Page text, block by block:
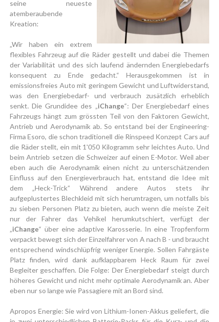
seine neueste
atemberaubende
Kreation:
„Wir haben ein extrem
flexibles Fahrzeug auf die Räder gestellt und dabei die Themen
der Variabilität und des sich laufend ändernden Energiebedarfs
konsequent zu Ende gedacht.“ Herausgekommen ist in
emissionsfreies Auto mit geringem Gewicht und Luftwiderstand,
was den Energiebedarf- und verbrauch zusätzlich erheblich
senkt. Die Grundidee des „iChange“: Der Energiebedarf eines
Fahrzeugs hängt zum grössten Teil von den Faktoren Gewicht,
Antrieb und Aerodynamik ab. So entstand bei der Engineering-
Firma Esoro, die schon traditionell die Rinspeed Konzept Cars auf
die Räder stellt, ein mit 1'050 Kilogramm sehr leichtes Auto. Und
beim Antrieb setzen die Schweizer auf einen E-Motor. Weil aber
eben auch die Aerodynamik einen nicht zu unterschätzenden
Einfluss auf den Energieverbrauch hat, entstand die Idee mit
dem „Heck-Trick“ Während andere Autos stets ihr
aufgeplustertes Blechkleid mit sich herumtragen, um notfalls bis
zu sieben Personen Platz zu bieten, auch wenn die meiste Zeit
nur der Fahrer das Vehikel herumkutschiert, verfügt der
„iChange“ über eine adaptive Karosserie. In eine Tropfenform
verpackt bewegt sich der Einzelfahrer von A nach B - und braucht
entsprechend windschlüpfrig weniger Energie. Sollen Fahrgäste
Platz finden, wird dank aufklappbarem Heck Raum für zwei
Begleiter geschaffen. Die Folge: Der Energiebedarf steigt durch
höheres Gewicht und nicht mehr optimale Aerodynamik an. Aber
eben nur so lange wie Passagiere mit an Bord sind.
Apropos Energie: Sie wird von Lithium-Ionen-Akkus geliefert, die